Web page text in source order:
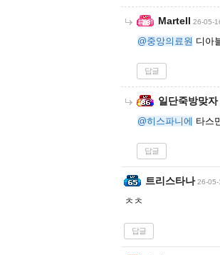
Martell 26-05-
@중앙의료원 디아
답글
일단죽방맞자
@히스파니에 타스
답글
트리스타나 26-
ㅊㅊ
답글